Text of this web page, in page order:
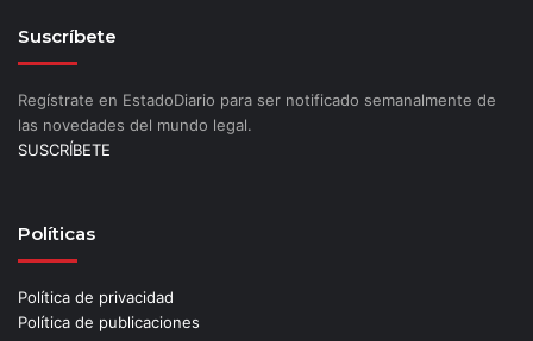
Suscríbete
Regístrate en EstadoDiario para ser notificado semanalmente de
las novedades del mundo legal.
SUSCRÍBETE
Políticas
Política de privacidad
Política de publicaciones